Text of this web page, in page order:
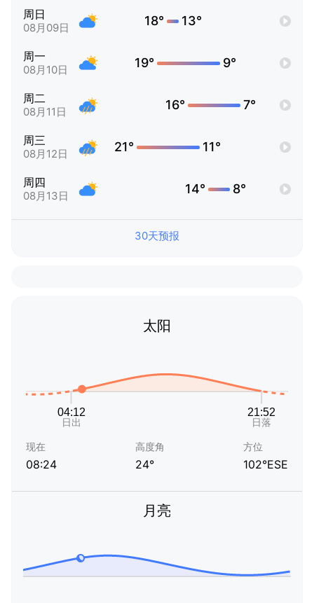
周日
08月09日 18° 13°
周一
08月10日 19° 9°
周二
08月11日 16° 7°
周三
08月12日 21° 11°
周四
08月13日 14° 8°
30天预报
太阳
现在
08:24
高度角
24°
方位
102°ESE
月亮